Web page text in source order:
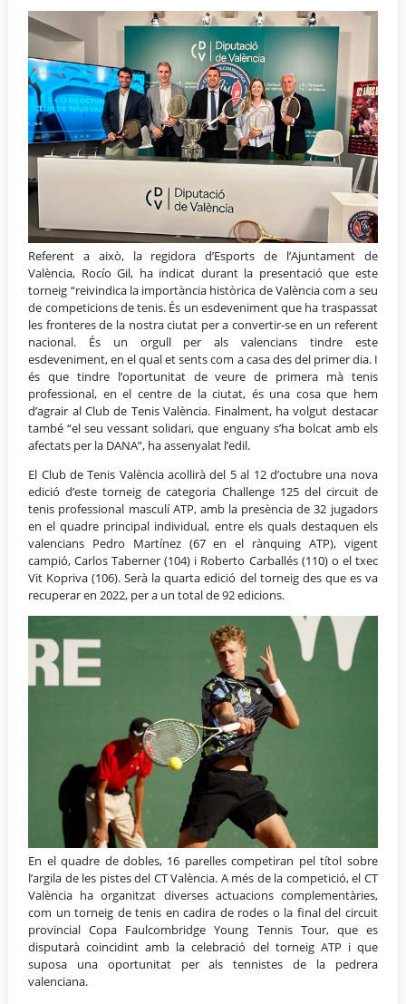
Referent a això, la regidora d’Esports de l’Ajuntament de
València, Rocío Gil, ha indicat durant la presentació que este
torneig “reivindica la importància històrica de València com a seu
de competicions de tenis. És un esdeveniment que ha traspassat
les fronteres de la nostra ciutat per a convertir-se en un referent
nacional. És un orgull per als valencians tindre este
esdeveniment, en el qual et sents com a casa des del primer dia. I
és que tindre l’oportunitat de veure de primera mà tenis
professional, en el centre de la ciutat, és una cosa que hem
d’agrair al Club de Tenis València. Finalment, ha volgut destacar
també “el seu vessant solidari, que enguany s’ha bolcat amb els
afectats per la DANA”, ha assenyalat l’edil.
El Club de Tenis València acollirà del 5 al 12 d’octubre una nova
edició d’este torneig de categoria Challenge 125 del circuit de
tenis professional masculí ATP, amb la presència de 32 jugadors
en el quadre principal individual, entre els quals destaquen els
valencians Pedro Martínez (67 en el rànquing ATP), vigent
campió, Carlos Taberner (104) i Roberto Carballés (110) o el txec
Vit Kopriva (106). Serà la quarta edició del torneig des que es va
recuperar en 2022, per a un total de 92 edicions.
En el quadre de dobles, 16 parelles competiran pel títol sobre
l’argila de les pistes del CT València. A més de la competició, el CT
València ha organitzat diverses actuacions complementàries,
com un torneig de tenis en cadira de rodes o la final del circuit
provincial Copa Faulcombridge Young Tennis Tour, que es
disputarà coincidint amb la celebració del torneig ATP i que
suposa una oportunitat per als tennistes de la pedrera
valenciana.